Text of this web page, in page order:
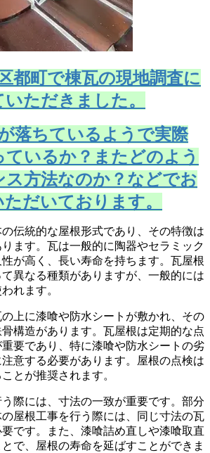
都町で棟瓦の現地調査に
ただきました。
落ちているようで実際
いるか？またどのよう
ス方法なのか？などでお
だいております。
伝統的な屋根形式であり、その特徴は
ます。瓦は一般的に陶器やセラミック
が高く、長い寿命を持ちます。瓦屋根
異なる種類がありますが、一般的には
れます。
上に漆喰や防水シートが敷かれ、その
構造があります。瓦屋根は定期的な点
要であり、特に漆喰や防水シートの劣
意する必要があります。屋根の点検は
とが推奨されます。
際には、寸法の一致が重要です。部分
屋根工事を行う際には、同じ寸法の瓦
です。また、漆喰詰め直しや漆喰取直
で、屋根の寿命を延ばすことができま